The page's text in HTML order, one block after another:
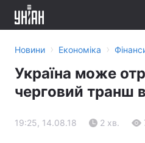
Новини › Економіка ›
Україна може
черговий транш
19:25, 14.08.18 2 хв.